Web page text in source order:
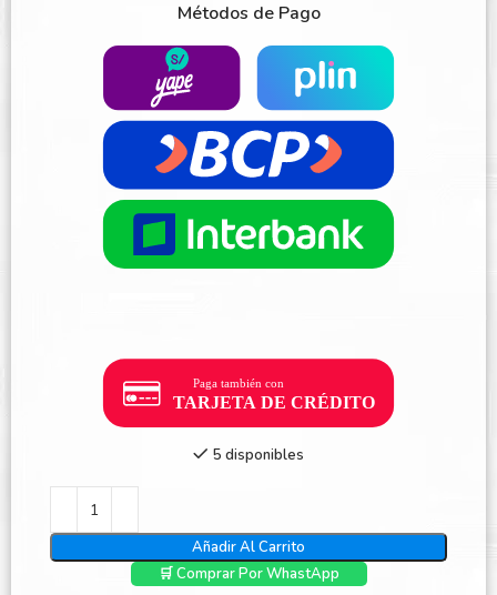
Métodos de Pago
5 disponibles
Añadir Al Carrito
🛒 Comprar Por WhastApp